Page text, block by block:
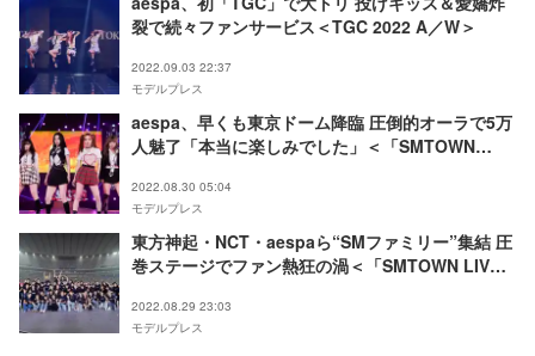
裂で続々ファンサービス＜TGC 2022 A／W＞
2022.09.03 22:37
モデルプレス
aespa、早くも東京ドーム降臨 圧倒的オーラで5万
人魅了「本当に楽しみでした」＜「SMTOWN
ト＞
2022.08.30 05:04
モデルプレス
東方神起・NCT・aespaら“SMファミリー”集結 圧
巻ステージでファン熱狂の渦＜「SMTOWN LIVE
2022.08.29 23:03
モデルプレス